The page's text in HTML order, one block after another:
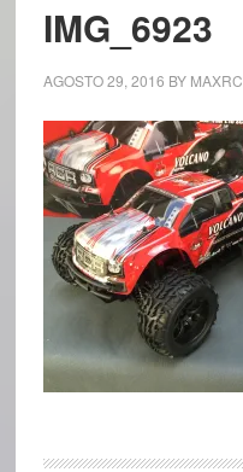
IMG_6923
AGOSTO 29, 2016 BY MAXRC